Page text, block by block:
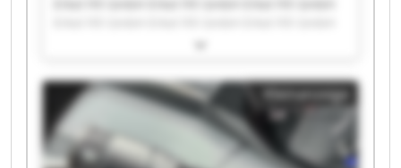
Erkol Fill GmbH Erkol Fill GmbH Erkol Fill GmbH
Erkol Fill GmbH Erkol Fill GmbH Erkol Fill GmbH
Erkol Fill GmbH Erkol Fill GmbH Erkol Fill GmbH
Erkol Fill GmbH Erkol Fill GmbH Erkol Fill GmbH
Erkol Fill GmbH Erkol Fill GmbH
Kleinanzeige